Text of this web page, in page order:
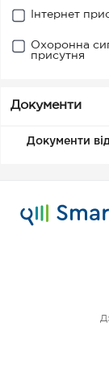
Інтернет
Охоронна
присутня
Документи
Документи